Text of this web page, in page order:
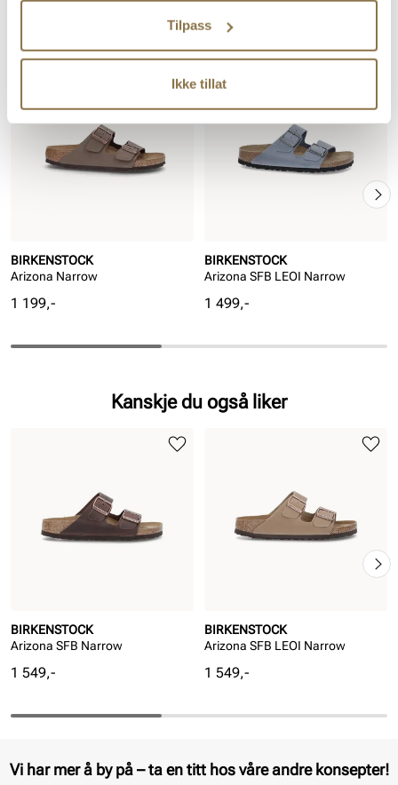
Tilpass
Ikke tillat
Lignende produkter
BIRKENSTOCK
Arizona Narrow
Pris
1 199,-
BIRKENSTOCK
Arizona SFB LEOI Narrow
Pris
1 499,-
Kanskje du også liker
BIRKENSTOCK
Arizona SFB Narrow
Pris
1 549,-
BIRKENSTOCK
Arizona SFB LEOI Narrow
Pris
1 549,-
Vi har mer å by på – ta en titt hos våre andre konsepter!